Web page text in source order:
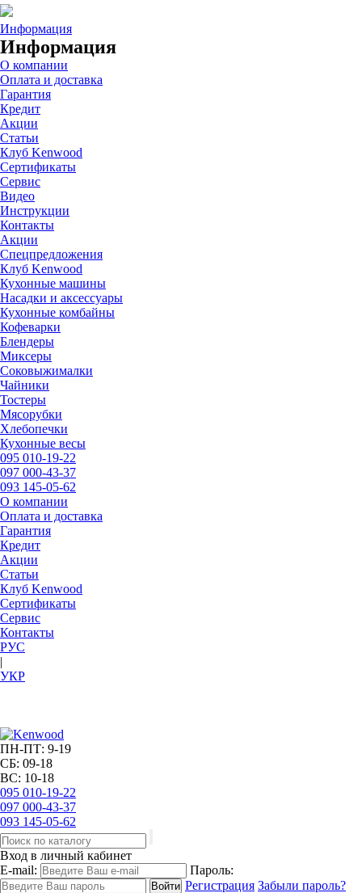
Информация
Информация
О компании
Оплата и доставка
Гарантия
Кредит
Акции
Статьи
Клуб Kenwood
Сертификаты
Сервис
Видео
Инструкции
Контакты
Акции
Спецпредложения
Клуб Kenwood
Кухонные машины
Насадки и аксессуары
Кухонные комбайны
Кофеварки
Блендеры
Миксеры
Соковыжималки
Чайники
Тостеры
Мясорубки
Хлебопечки
Кухонные весы
095 010-19-22
097 000-43-37
093 145-05-62
О компании
Оплата и доставка
Гарантия
Кредит
Акции
Статьи
Клуб Kenwood
Сертификаты
Сервис
Контакты
РУC
|
УКР
ПН-ПТ: 9-19
СБ: 09-18
ВС: 10-18
095 010-19-22
097 000-43-37
093 145-05-62
Вход в личный кабинет
E-mail:
Пароль:
Регистрация Забыли пароль?